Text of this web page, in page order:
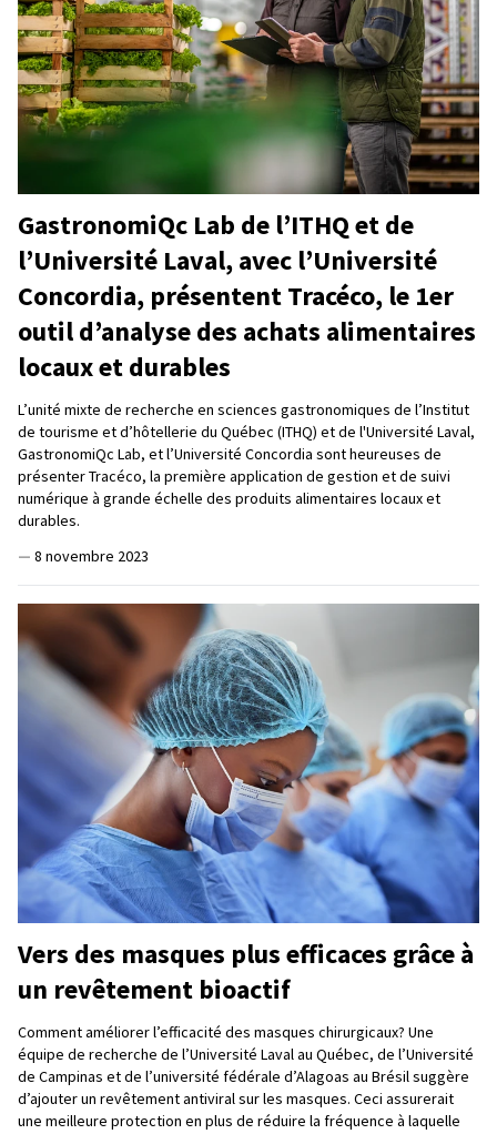
GastronomiQc Lab de l’ITHQ et de
l’Université Laval, avec l’Université
Concordia, présentent Tracéco, le 1er
outil d’analyse des achats alimentaires
locaux et durables
L’unité mixte de recherche en sciences gastronomiques de l’Institut
de tourisme et d’hôtellerie du Québec (ITHQ) et de l'Université Laval,
GastronomiQc Lab, et l’Université Concordia sont heureuses de
présenter Tracéco, la première application de gestion et de suivi
numérique à grande échelle des produits alimentaires locaux et
durables.
— 8 novembre 2023
Vers des masques plus efficaces grâce à
un revêtement bioactif
Comment améliorer l’efficacité des masques chirurgicaux? Une
équipe de recherche de l’Université Laval au Québec, de l’Université
de Campinas et de l’université fédérale d’Alagoas au Brésil suggère
d’ajouter un revêtement antiviral sur les masques. Ceci assurerait
une meilleure protection en plus de réduire la fréquence à laquelle